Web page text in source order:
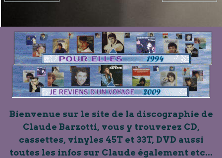
Bienvenue sur le site de la discographie de
Claude Barzotti, vous y trouverez CD,
cassettes, vinyles 45T et 33T, DVD aussi
toutes les infos sur Claude également etc...